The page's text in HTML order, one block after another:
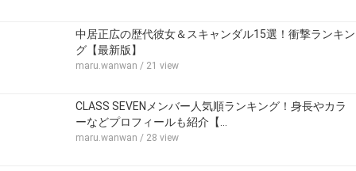
中居正広の歴代彼女＆スキャンダル15選！衝撃ランキン
グ【最新版】
maru.wanwan / 21 view
CLASS SEVENメンバー人気順ランキング！身長やカラ
ーなどプロフィールも紹介【…
maru.wanwan / 28 view